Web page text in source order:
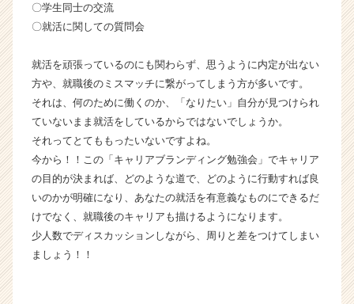
ト
ア
キ
ャ
リ
h
e
e
r
C
〇学生同士の交流
〇就活に関しての質問会
就活を頑張っているのにも関わらず、思うように内定が出ない
方や、就職後のミスマッチに繋がってしまう方が多いです。
それは、何のために働くのか、「なりたい」自分が見つけられ
ていないまま就活をしているからではないでしょうか。
それってとてももったいないですよね。
今から！！この「キャリアブランディング勉強会」でキャリア
の目的が決まれば、どのような道で、どのように行動すれば良
いのかが明確になり、あなたの就活を有意義なものにできるだ
けでなく、就職後のキャリアも描けるようになります。
少人数でディスカッションしながら、周りと差をつけてしまい
ましょう！！